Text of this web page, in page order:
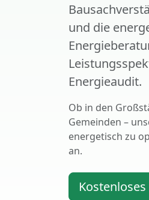
und die
Energieaudit.
Ob in den
Gemeinden –
energetisch zu
an.